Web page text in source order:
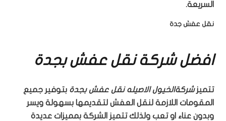
السريعة.
نقل عفش جدة
افضل شركة نقل عفش بجدة
تتميزشركةالخيول الاصيله نقل عفش بجدة بتوفير جميع
المقومات اللازمة لنقل العفش لتقديمها بسهولة ويسر
وبدون عناء او تعب ولذلك تتميز الشركة بمميزات عديدة